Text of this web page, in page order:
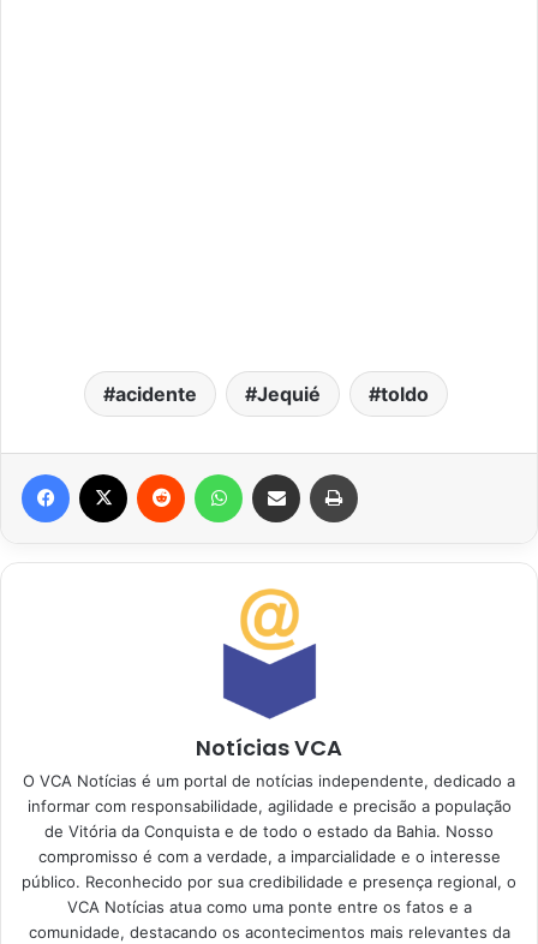
acidente Jequié toldo
Facebook Reddit WhatsAppCompartilhar via e-mail
Notícias VCA
O VCA Notícias é um portal de notícias independente, dedicado a
informar com responsabilidade, agilidade e precisão a população
de Vitória da Conquista e de todo o estado da Bahia. Nosso
compromisso é com a verdade, a imparcialidade e o interesse
público. Reconhecido por sua credibilidade e presença regional, o
VCA Notícias atua como uma ponte entre os fatos e a
comunidade, destacando os acontecimentos mais relevantes da